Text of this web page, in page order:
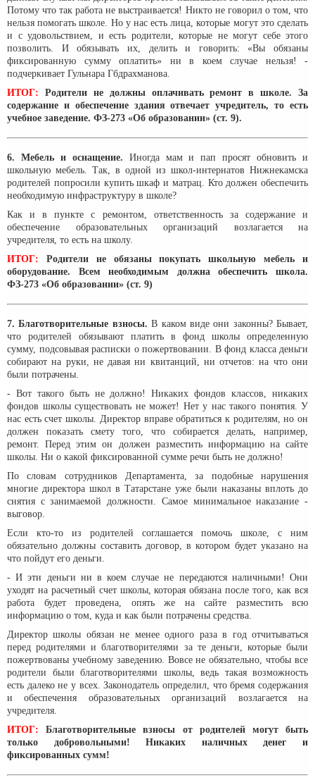
Потому что так работа не выстраивается! Никто не говорил о том, что
нельзя помогать школе. Но у нас есть лица, которые могут это сделать
и с удовольствием, и есть родители, которые не могут себе этого
позволить. И обязывать их, делить и говорить: «Вы обязаны
фиксированную сумму оплатить» ни в коем случае нельзя! -
подчеркивает Гульнара Гбдрахманова.
ИТОГ: Родители не должны оплачивать ремонт в школе. За
содержание и обеспечение здания отвечает учредитель, то есть
учебное заведение. ФЗ-273 «Об образовании» (ст. 9).
6. Мебель и оснащение. Иногда мам и пап просят обновить и
школьную мебель. Так, в одной из школ-интернатов Нижнекамска
родителей попросили купить шкаф и матрац. Кто должен обеспечить
необходимую инфраструктуру в школе?
Как и в пункте с ремонтом, ответственность за содержание и
обеспечение образовательных организаций возлагается на
учредителя, то есть на школу.
ИТОГ: Родители не обязаны покупать школьную мебель и
оборудование. Всем необходимым должна обеспечить школа.
ФЗ-273 «Об образовании» (ст. 9)
7. Благотворительные взносы. В каком виде они законны? Бывает,
что родителей обязывают платить в фонд школы определенную
сумму, подсовывая расписки о пожертвовании. В фонд класса деньги
собирают на руки, не давая ни квитанций, ни отчетов: на что они
были потрачены.
- Вот такого быть не должно! Никаких фондов классов, никаких
фондов школы существовать не может! Нет у нас такого понятия. У
нас есть счет школы. Директор вправе обратиться к родителям, но он
должен показать смету того, что собирается делать, например,
ремонт. Перед этим он должен разместить информацию на сайте
школы. Ни о какой фиксированной сумме речи быть не должно!
По словам сотрудников Департамента, за подобные нарушения
многие директора школ в Татарстане уже были наказаны вплоть до
снятия с занимаемой должности. Самое минимальное наказание -
выговор.
Если кто-то из родителей соглашается помочь школе, с ним
обязательно должны составить договор, в котором будет указано на
что пойдут его деньги.
- И эти деньги ни в коем случае не передаются наличными! Они
уходят на расчетный счет школы, которая обязана после того, как вся
работа будет проведена, опять же на сайте разместить всю
информацию о том, куда и как были потрачены средства.
Директор школы обязан не менее одного раза в год отчитываться
перед родителями и благотворителями за те деньги, которые были
пожертвованы учебному заведению. Вовсе не обязательно, чтобы все
родители были благотворителями школы, ведь такая возможность
есть далеко не у всех. Законодатель определил, что бремя содержания
и обеспечения образовательных организаций возлагается на
учредителя.
ИТОГ: Благотворительные взносы от родителей могут быть
только добровольными! Никаких наличных денег и
фиксированных сумм!